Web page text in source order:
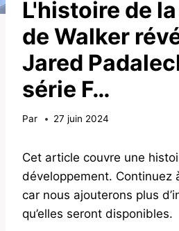
L'histoire de
de Walker
Jared
série F…
Par 27 juin 2024
Cet article couvre une
développement. Continuez
car nous ajouterons plus
qu’elles seront disponibles.